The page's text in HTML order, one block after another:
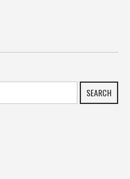
SEARCH